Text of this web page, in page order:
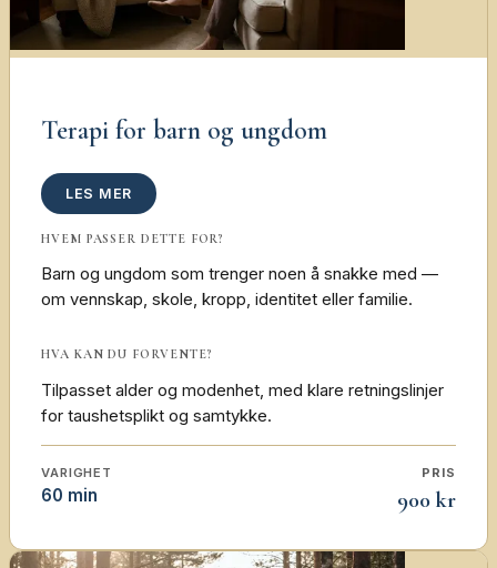
Terapi for barn og ungdom
LES MER
HVEM PASSER DETTE FOR?
Barn og ungdom som trenger noen å snakke med —
om vennskap, skole, kropp, identitet eller familie.
HVA KAN DU FORVENTE?
Tilpasset alder og modenhet, med klare retningslinjer
for taushetsplikt og samtykke.
VARIGHET
60 min
PRIS
900 kr